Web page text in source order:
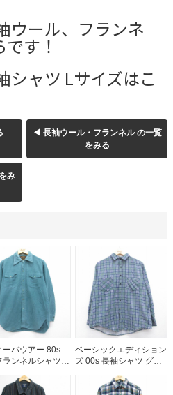
ックから探す
Tシャツ
Tシャツ
ミリタリー
を見る
ら探す
80年代 70年代
50年代 40年代
見る
ウール、フランネ
す！
シャツ Lサイズはこ
◀ 長袖ウール・フランネル の一覧
をみる
み
ーバウアー 80s
ランネルシャツ
古着
ベーシックエディション
ズ 00s 長袖シャツ グリ
当 | 古着